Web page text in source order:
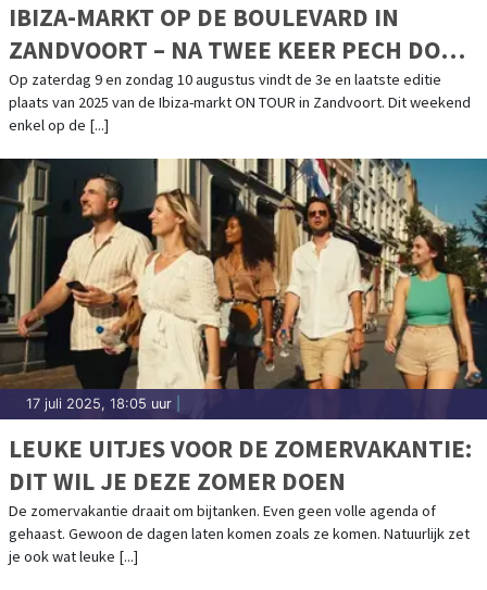
IBIZA-MARKT OP DE BOULEVARD IN
ZANDVOORT – NA TWEE KEER PECH DOOR
HET WEER GAAN WE VOOR EEN LAATSTE
MOOI WEEKEND!
Op zaterdag 9 en zondag 10 augustus vindt de 3e en laatste editie
plaats van 2025 van de Ibiza-markt ON TOUR in Zandvoort. Dit weekend
enkel op de [...]
17 juli 2025, 18:05 uur
LEUKE UITJES VOOR DE ZOMERVAKANTIE:
DIT WIL JE DEZE ZOMER DOEN
De zomervakantie draait om bijtanken. Even geen volle agenda of
gehaast. Gewoon de dagen laten komen zoals ze komen. Natuurlijk zet
je ook wat leuke [...]